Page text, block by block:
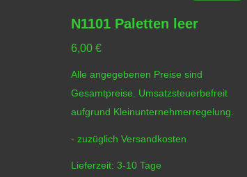
N1101 Paletten leer
6,00 €
Alle angegebenen Preise sind
Gesamtpreise. Umsatzsteuerbefreit
aufgrund Kleinunternehmerregelung.
- zuzüglich Versandkosten
Lieferzeit: 3-10 Tage